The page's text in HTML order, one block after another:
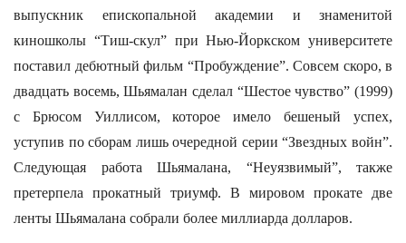
выпускник епископальной академии и знаменитой
киношколы “Тиш-скул” при Нью-Йоркском университете
поставил дебютный фильм “Пробуждение”. Совсем скоро, в
двадцать восемь, Шьямалан сделал “Шестое чувство” (1999)
с Брюсом Уиллисом, которое имело бешеный успех,
уступив по сборам лишь очередной серии “Звездных войн”.
Следующая работа Шьямалана, “Неуязвимый”, также
претерпела прокатный триумф. В мировом прокате две
ленты Шьямалана собрали более миллиарда долларов.